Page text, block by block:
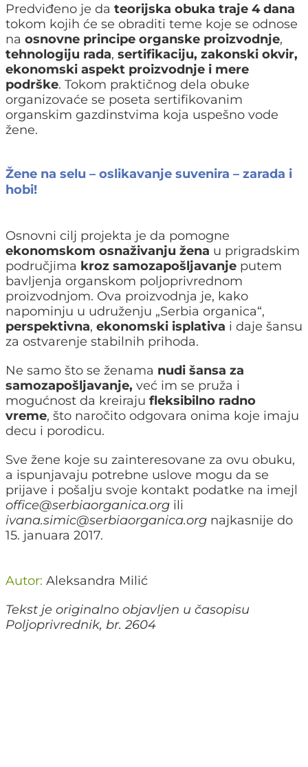
Predviđeno je da teorijska obuka traje 4 dana
tokom kojih će se obraditi teme koje se odnose
na osnovne principe organske proizvodnje,
tehnologiju rada, sertifikaciju, zakonski okvir,
ekonomski aspekt proizvodnje i mere
podrške. Tokom praktičnog dela obuke
organizovaće se poseta sertifikovanim
organskim gazdinstvima koja uspešno vode
žene.
Žene na selu – oslikavanje suvenira – zarada i
hobi!
Osnovni cilj projekta je da pomogne
ekonomskom osnaživanju žena u prigradskim
područjima kroz samozapošljavanje putem
bavljenja organskom poljoprivrednom
proizvodnjom. Ova proizvodnja je, kako
napominju u udruženju „Serbia organica“,
perspektivna, ekonomski isplativa i daje šansu
za ostvarenje stabilnih prihoda.
Ne samo što se ženama nudi šansa za
samozapošljavanje, već im se pruža i
mogućnost da kreiraju fleksibilno radno
vreme, što naročito odgovara onima koje imaju
decu i porodicu.
Sve žene koje su zainteresovane za ovu obuku,
a ispunjavaju potrebne uslove mogu da se
prijave i pošalju svoje kontakt podatke na imejl
office@serbiaorganica.org ili
ivana.simic@serbiaorganica.org najkasnije do
15. januara 2017.
Autor: Aleksandra Milić
Tekst je originalno objavljen u časopisu
Poljoprivrednik, br. 2604